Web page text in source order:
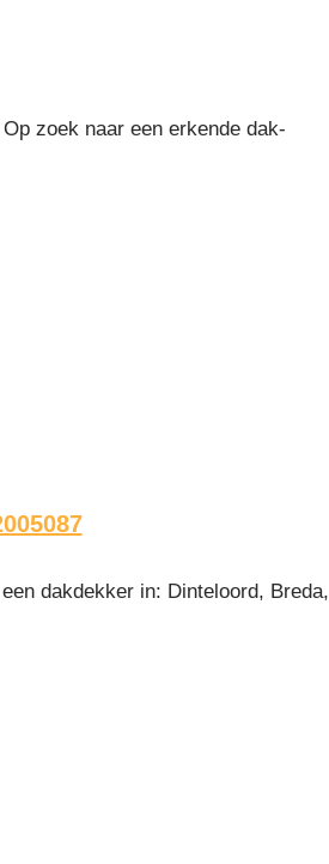
zoek naar een erkende dak-
dakdekker in: Dinteloord, Breda,